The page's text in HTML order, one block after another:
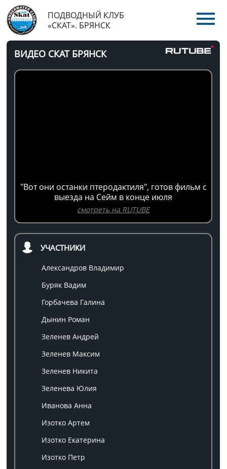
ПОДВОДНЫЙ КЛУБ
«СКАТ». БРЯНСК
ВИДЕО СКАТ БРЯНСК
"Вот они останки птеродактиля", готов фильм с
выезда на Сейм в конце июля
смотреть на RUTUBE
УЧАСТНИКИ
Александров Владимир
Буряк Вадим
Горбачева Галина
Дынин Роман
Зеленев Андрей
Зеленев Максим
Зеленев Никита
Зеленева Юлия
Иванова Анна
Изотко Артем
Изотко Екатерина
Изотко Петр